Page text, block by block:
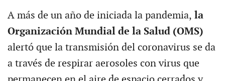
A más de un año de iniciada la pandemia, la
Organización Mundial de la Salud (OMS)
alertó que la transmisión del coronavirus se da
a través de respirar aerosoles con virus que